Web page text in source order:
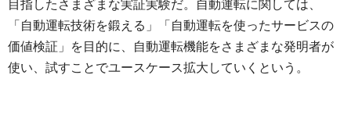
目指したさまざまな実証実験だ。自動運転に関しては、
「自動運転技術を鍛える」「自動運転を使ったサービスの
価値検証」を目的に、自動運転機能をさまざまな発明者が
使い、試すことでユースケース拡大していくという。